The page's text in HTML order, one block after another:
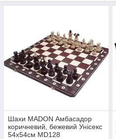
Шахи MADON Амбасадор
коричневий, бежевий Унісекс
54х54см MD128